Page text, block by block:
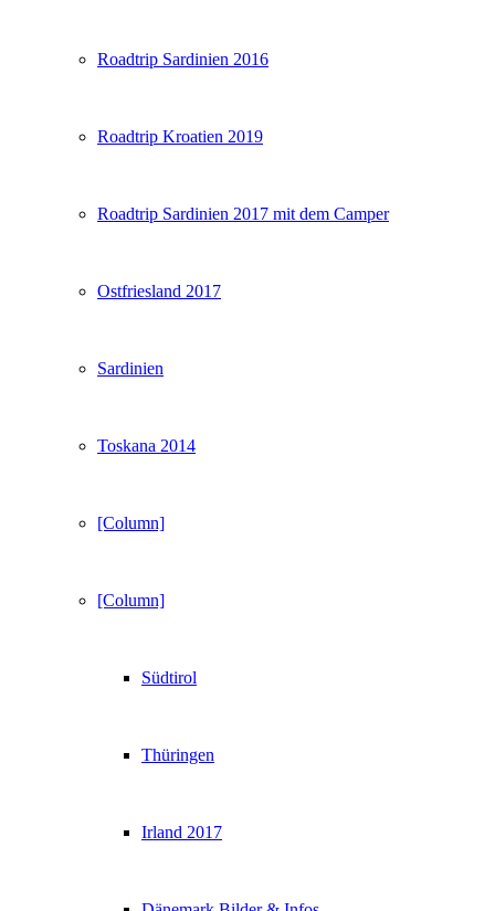
Roadtrip Sardinien 2016
Roadtrip Kroatien 2019
Roadtrip Sardinien 2017 mit dem Camper
Ostfriesland 2017
Sardinien
Toskana 2014
[Column]
[Column]
Südtirol
Thüringen
Irland 2017